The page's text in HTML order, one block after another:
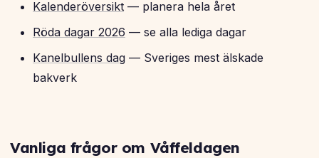
Kalenderöversikt — planera hela året
Röda dagar 2026 — se alla lediga dagar
Kanelbullens dag — Sveriges mest älskade
bakverk
Vanliga frågor om Våffeldagen